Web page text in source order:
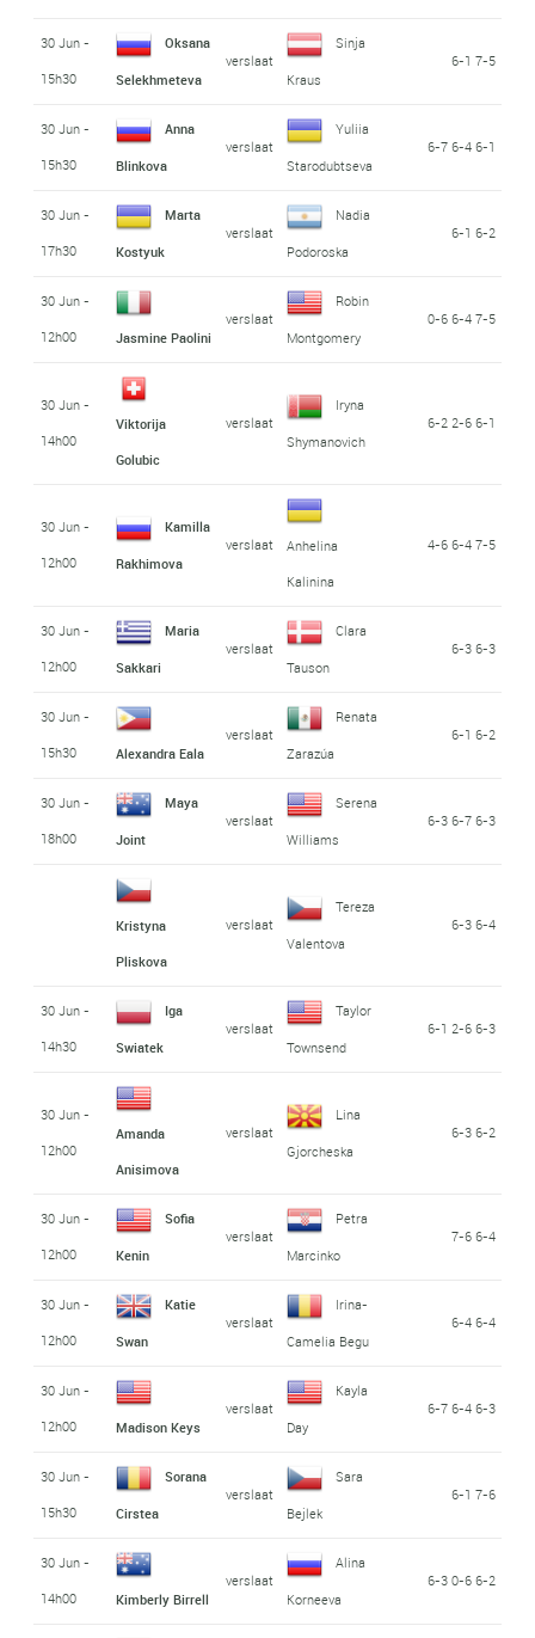
30 Jun -
15h30
Oksana
Selekhmeteva
verslaat
Sinja
Kraus
6-1 7-5
30 Jun -
15h30
Anna
Blinkova
verslaat
Yuliia
Starodubtseva
6-7 6-4 6-1
30 Jun -
17h30
Marta
Kostyuk
verslaat
Nadia
Podoroska
6-1 6-2
30 Jun -
12h00
Jasmine Paolini
verslaat
Robin
Montgomery
0-6 6-4 7-5
30 Jun -
14h00
Viktorija
Golubic
verslaat
Iryna
Shymanovich
6-2 2-6 6-1
30 Jun -
12h00
Kamilla
Rakhimova
verslaat
Anhelina
Kalinina
4-6 6-4 7-5
30 Jun -
12h00
Maria
Sakkari
verslaat
Clara
Tauson
6-3 6-3
30 Jun -
15h30
Alexandra Eala
verslaat
Renata
Zarazúa
6-1 6-2
30 Jun -
18h00
Maya
Joint
verslaat
Serena
Williams
6-3 6-7 6-3
Kristyna
Pliskova
verslaat
Tereza
Valentova
6-3 6-4
30 Jun -
14h30
Iga
Swiatek
verslaat
Taylor
Townsend
6-1 2-6 6-3
30 Jun -
12h00
Amanda
Anisimova
verslaat
Lina
Gjorcheska
6-3 6-2
30 Jun -
12h00
Sofia
Kenin
verslaat
Petra
Marcinko
7-6 6-4
30 Jun -
12h00
Katie
Swan
verslaat
Irina-
Camelia Begu
6-4 6-4
30 Jun -
12h00
Madison Keys
verslaat
Kayla
Day
6-7 6-4 6-3
30 Jun -
15h30
Sorana
Cirstea
verslaat
Sara
Bejlek
6-1 7-6
30 Jun -
14h00
Kimberly Birrell
verslaat
Alina
Korneeva
6-3 0-6 6-2